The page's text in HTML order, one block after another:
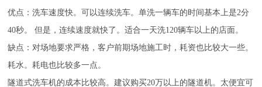
优点：洗车速度快。可以连续洗车。单洗一辆车的时间基本上是2分
40秒。 但是，连续速度就快了。适合一天洗120辆车以上的店面。
缺点：对场地要求严格，客户前期场地施工时，耗资也比较大一些。
耗水。耗电也比较多一点。
隧道式洗车机的成本比较高。建议购买20万以上的隧道机。太便宜可